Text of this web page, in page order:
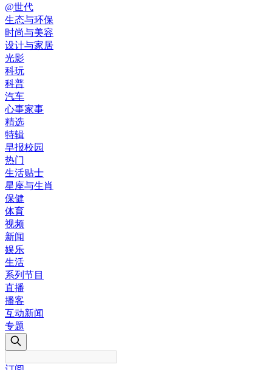
@世代
生态与环保
时尚与美容
设计与家居
光影
科玩
科普
汽车
心事家事
精选
特辑
早报校园
热门
生活贴士
星座与生肖
保健
体育
视频
新闻
娱乐
生活
系列节目
直播
播客
互动新闻
专题